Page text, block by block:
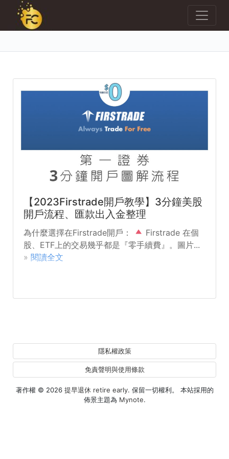
【2023Firstrade開戶教學】3分鐘美股
開戶流程、匯款出入金整理
為什麼選擇在Firstrade開戶：
Firstrade 在個
股、ETF上的交易幾乎都是『零手續費』。圖片...
» 閱讀全文
著作權 © 2026 提早退休 retire early. 保留一切權利。 本站採用的
佈景主題為 Mynote.
隱私權政策
免責聲明與使用條款